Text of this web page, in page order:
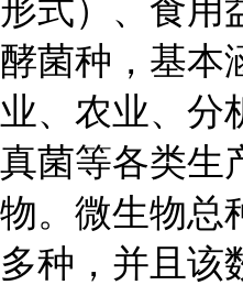
形式）、食用
酵菌种，基本
业、农业、分
真菌等各类生
物。微生物总
多种，并且该